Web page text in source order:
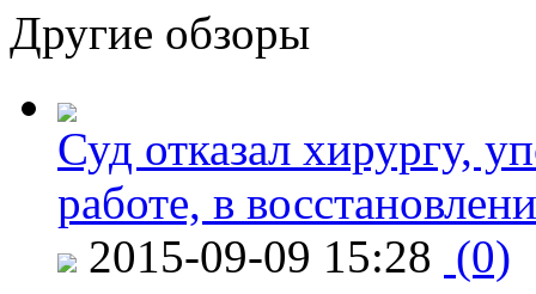
Другие обзоры
Суд отказал хирургу,
работе, в
2015-09-09 15:28 (0)